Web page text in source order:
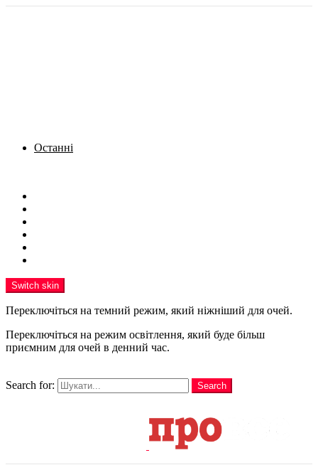
Останні
Switch skin
Переключіться на темний режим, який ніжніший для очей.
Переключіться на режим освітлення, який буде більш
приємним для очей в денний час.
Search for:
Search